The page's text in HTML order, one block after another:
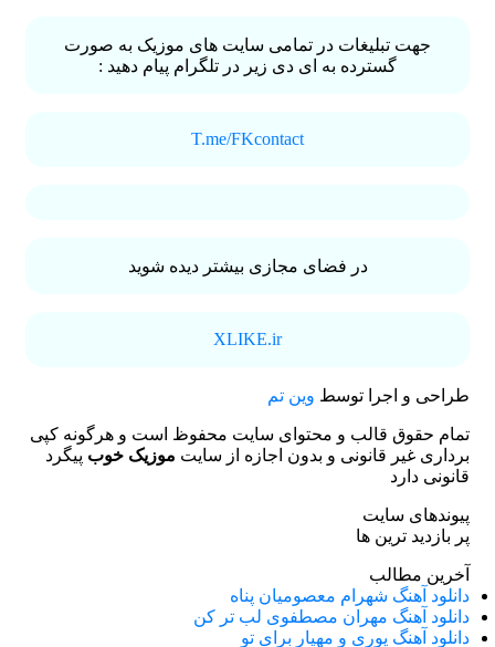
جهت تبلیغات در تمامی سایت های موزیک به صورت
گسترده به ای دی زیر در تلگرام پیام دهید :
T.me/FKcontact
در فضای مجازی بیشتر دیده شوید
XLIKE.ir
طراحی و اجرا توسط وین تم
تمام حقوق قالب و محتوای سایت محفوظ است و هرگونه کپی
برداری غیر قانونی و بدون اجازه از سایت موزیک خوب پیگرد
قانونی دارد
پیوندهای سایت
پر بازدید ترین ها
آخرین مطالب
دانلود آهنگ شهرام معصومیان پناه
دانلود آهنگ مهران مصطفوی لب تر کن
دانلود آهنگ پوری و مهیار برای تو